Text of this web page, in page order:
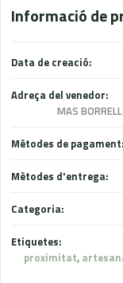
Informació de
Data de creació:
Adreça del venedor:
MAS
Mètodes de pagament:
Mètodes d'entrega:
Categoria:
Etiquetes:
proximitat,